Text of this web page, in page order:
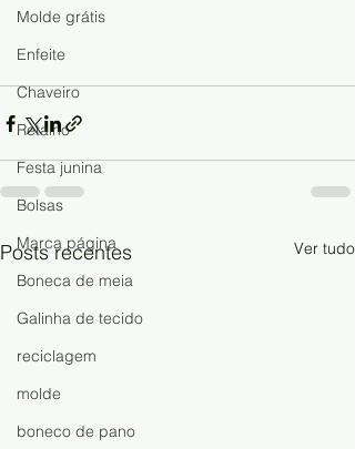
Molde grátis
Enfeite
Chaveiro
Retalho
Festa junina
Bolsas
Marca página
Boneca de meia
Galinha de tecido
reciclagem
molde
boneco de pano
Posts recentes Ver tudo